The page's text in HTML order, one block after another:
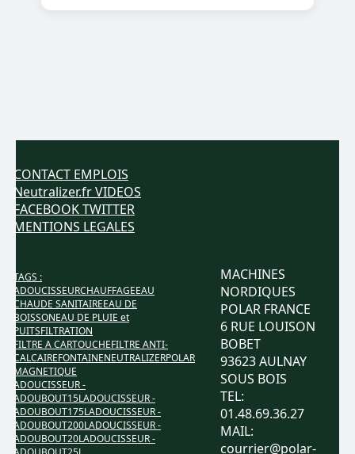
CONTACT EMPLOIS
Neutralizer.frVIDEOS
FACEBOOKTWITTER
MENTIONS LEGALES
TAGS :
ADOUCISSEURCHAUFFAGEEAU
CHAUDE SANITAIREEAU DE
BOISSONEAU DE PLUIE et
PUITSFILTRATION
FILTRE A CARTOUCHEFILTRE ANTI-
CALCAIREFONTAINENEUTRALIZERPOLAR
MAGNETIQUE
ADOUCISSEUR -
ADOUBOUT15LADOUCISSEUR -
ADOUBOUT175LADOUCISSEUR -
ADOUBOUT200LADOUCISSEUR -
ADOUBOUT20LADOUCISSEUR -
MACHINES
NORDIQUES
POLAR FRANCE
6 RUE LOUISON
BOBET
93623 AULNAY
SOUS BOIS
TEL:
01.48.69.36.27
MAIL:
courrier@polar-